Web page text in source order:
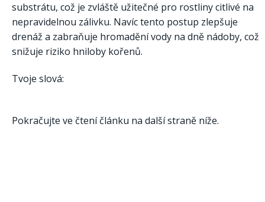
substrátu, což je zvláště užitečné pro rostliny citlivé na
nepravidelnou zálivku. Navíc tento postup zlepšuje
drenáž a zabraňuje hromadění vody na dně nádoby, což
snižuje riziko hniloby kořenů.
Tvoje slová:
Pokračujte ve čtení článku na další straně níže.